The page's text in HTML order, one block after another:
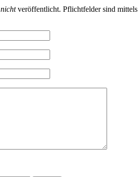
nichtveröffentlicht. Pflichtfelder sind mittels